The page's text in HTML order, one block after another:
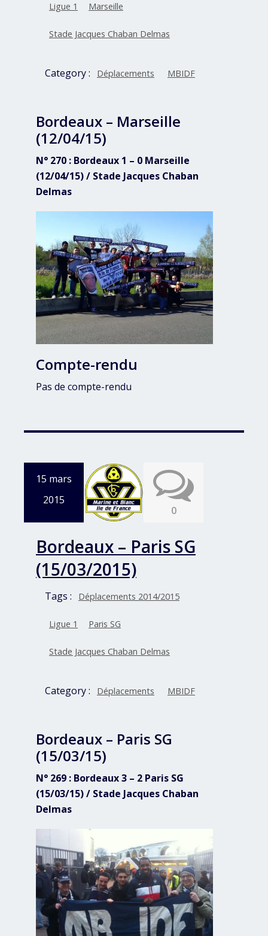
Ligue 1 Marseille
Stade Jacques Chaban Delmas
Category : Déplacements MBIDF
Bordeaux – Marseille
(12/04/15)
N° 270 : Bordeaux 1 – 0 Marseille
(12/04/15) / Stade Jacques Chaban
Delmas
Compte-rendu
Pas de compte-rendu
15 mars
2015
0
Bordeaux – Paris SG
(15/03/2015)
Tags : Déplacements 2014/2015
Ligue 1 Paris SG
Stade Jacques Chaban Delmas
Category : Déplacements MBIDF
Bordeaux – Paris SG
(15/03/15)
N° 269 : Bordeaux 3 – 2 Paris SG
(15/03/15) / Stade Jacques Chaban
Delmas